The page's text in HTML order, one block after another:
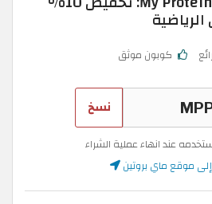
كوبون موثق
نسخ
عند انهاء عملية الشراء
إلى موقع ماي بروتين